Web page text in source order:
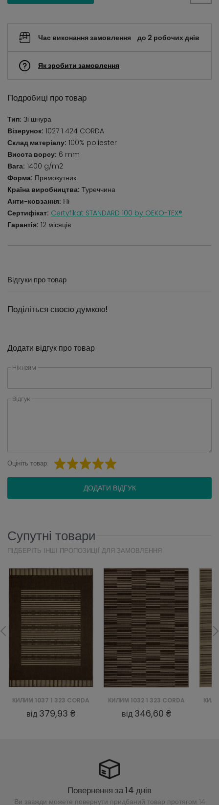
Час виконання замовлення до 2 робочих днів
Як зробити замовлення
Подробиці про товар
Тип: Зі шнура
Візерунок: 1027 1 424 CORDA
Склад матеріалу: 100% poliester
Висота ворсу: 6 mm
Вага: 1400 g/m2
Форма: Прямокутник
Країна виробництва: Туреччина
Анти-ковзання: Ні
Сертифікат: Certyfikat STANDARD 100 by OEKO-TEX®
Гарантія: 12 місяців
Відгуки про товар
Поділіться своєю думкою!
Додати відгук про товар
Нікнейм
Відгук
Оцініть товар:
ДОДАТИ ВІДГУК
Супутні товари
ПІДБЕРІТЬ ІНШІ ПРОПОЗИЦІЇ ДЛЯ ЗАМОВЛЕННЯ
КИЛИМ 1037 1 323 CORDA
від 379,93 ₴
КИЛИМ 1032 1 323 CORDA
від 346,60 ₴
Повернення за 14 днів
Ви завжди можете повернути придбаний товар протягом 14